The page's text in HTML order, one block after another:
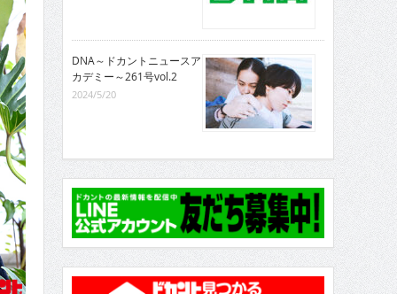
DNA～ドカントニュースア
カデミー～261号vol.2
2024/5/20